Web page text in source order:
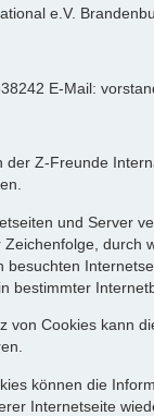
e.V.
E-Mail:
der Z-Freunde
und Server
Zeichenfolge, durch
besuchten
bestimmter
von Cookies kann
können die
Internetseite